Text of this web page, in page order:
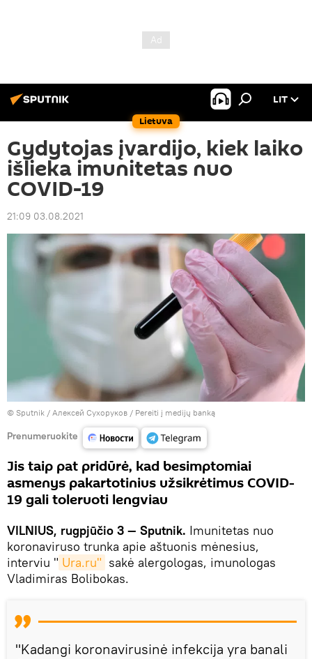
Lietuva
LIT
Gydytojas įvardijo, kiek laiko
išlieka imunitetas nuo
COVID-19
21:09 03.08.2021
© Sputnik / Алексей Сухоруков / Pereiti į medijų banką
Prenumeruokite
Jis taip pat pridūrė, kad besimptomiai
asmenys pakartotinius užsikrėtimus COVID-
19 gali toleruoti lengviau
VILNIUS, rugpjūčio 3 — Sputnik. Imunitetas nuo
koronaviruso trunka apie aštuonis mėnesius,
interviu " Ura.ru" sakė alergologas, imunologas
Vladimiras Bolibokas.
"Kadangi koronavirusinė infekcija yra banali